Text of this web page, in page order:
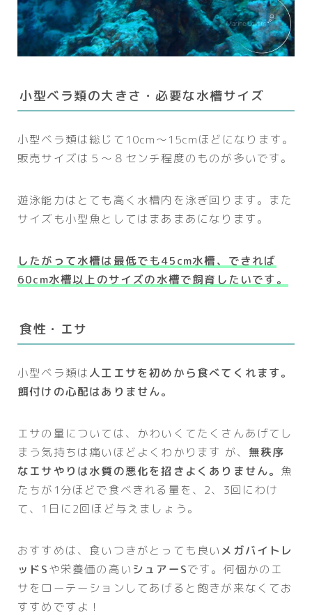
小型ベラ類の大きさ・必要な水槽サイズ
小型ベラ類は総じて10cm～15cmほどになります。
販売サイズは５～８センチ程度のものが多いです。
遊泳能力はとても高く水槽内を泳ぎ回ります。また
サイズも小型魚としてはまあまあになります。
したがって水槽は最低でも45cm水槽、できれば
60cm水槽以上のサイズの水槽で飼育したいです。
食性・エサ
小型ベラ類は人工エサを初めから食べてくれます。
餌付けの心配はありません。
エサの量については、かわいくてたくさんあげてし
まう気持ちは痛いほどよくわかります が、 無秩序
なエサやりは水質の悪化を招きよくありません。 魚
たちが1分ほどで食べきれる量を、2、3回にわけ
て、1日に2回ほど与えましょう。
おすすめは、食いつきがとっても良い メガバイトレ
ッドSや栄養価の高い シュアーSです。何個かのエ
サをローテーションしてあげると飽きが来なくてお
すすめですよ！